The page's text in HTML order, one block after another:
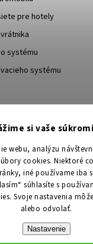
si vaše
webu, analýzu
cookies. Niektoré
iné používame iba
súhlasíte s
Svoje nastavenia
alebo odvolať.
Nastavenie
pre hotely
systému
systému